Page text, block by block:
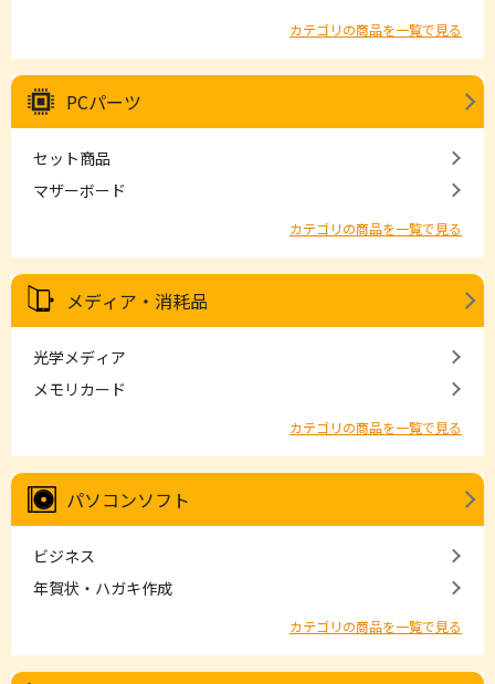
カテゴリの商品を一覧で見る
PCパーツ
セット商品
マザーボード
カテゴリの商品を一覧で見る
メディア・消耗品
光学メディア
メモリカード
カテゴリの商品を一覧で見る
パソコンソフト
ビジネス
年賀状・ハガキ作成
カテゴリの商品を一覧で見る